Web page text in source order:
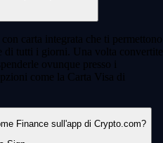
carta integrata che ti permettono
di tutti i giorni. Una volta convertite
ovunque presso i
come la Carta Visa di
Finance sull'app di Crypto.com?